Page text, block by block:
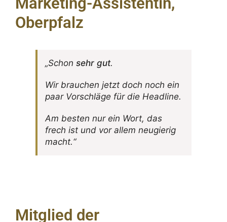
Oberpfalz
„Schon sehr gut.
Wir brau­chen jetzt doch noch ein
paar Vorschläge für die Headline.
Am besten nur ein Wort, das
frech ist und vor allem neugierig
macht.“
Mitglied der